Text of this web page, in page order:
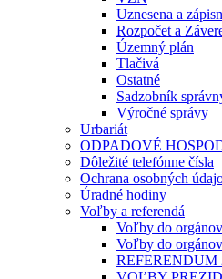
Uznesena a
Rozpočet a
Územný plán
Tlačivá
Ostatné
Sadzobník
Výročné správy
Urbariát
ODPADOVÉ
Dôležité telefónne čísla
Ochrana osobných
Úradné hodiny
Voľby a referendá
Voľby do
Voľby do
REFERENDUM